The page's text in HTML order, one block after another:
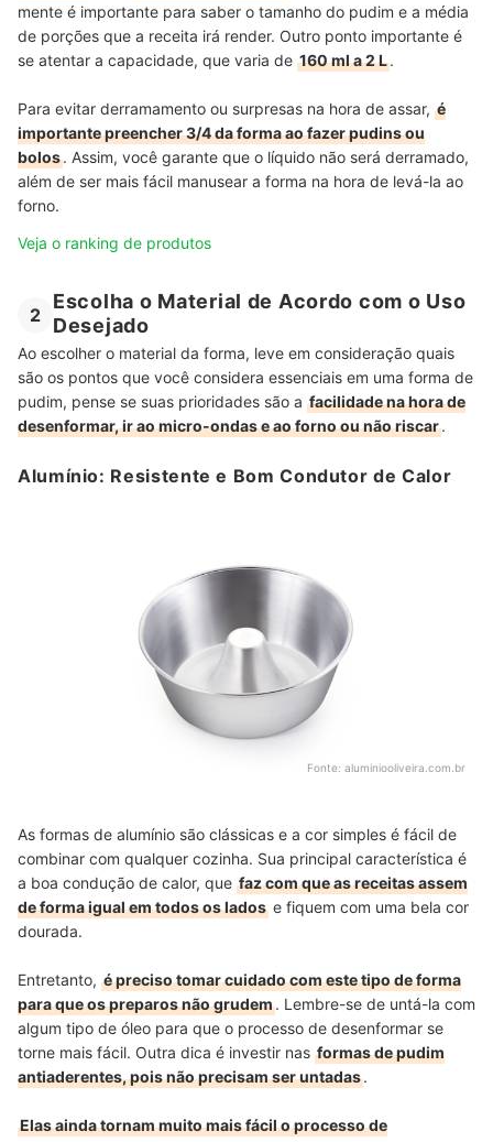
mente é importante para saber o tamanho do pudim e a média
de porções que a receita irá render. Outro ponto importante é
se atentar a capacidade, que varia de 160 ml a 2 L.
Para evitar derramamento ou surpresas na hora de assar, é
importante preencher 3/4 da forma ao fazer pudins ou
bolos. Assim, você garante que o líquido não será derramado,
além de ser mais fácil manusear a forma na hora de levá-la ao
forno.
Veja o ranking de produtos
2
Escolha o Material de Acordo com o Uso
Desejado
Ao escolher o material da forma, leve em consideração quais
são os pontos que você considera essenciais em uma forma de
pudim, pense se suas prioridades são a facilidade na hora de
desenformar, ir ao micro-ondas e ao forno ou não riscar.
Alumínio: Resistente e Bom Condutor de Calor
Fonte: aluminiooliveira.com.br
As formas de alumínio são clássicas e a cor simples é fácil de
combinar com qualquer cozinha. Sua principal característica é
a boa condução de calor, que faz com que as receitas assem
de forma igual em todos os lados e fiquem com uma bela cor
dourada.
Entretanto, é preciso tomar cuidado com este tipo de forma
para que os preparos não grudem. Lembre-se de untá-la com
algum tipo de óleo para que o processo de desenformar se
torne mais fácil. Outra dica é investir nas formas de pudim
antiaderentes, pois não precisam ser untadas.
Elas ainda tornam muito mais fácil o processo de